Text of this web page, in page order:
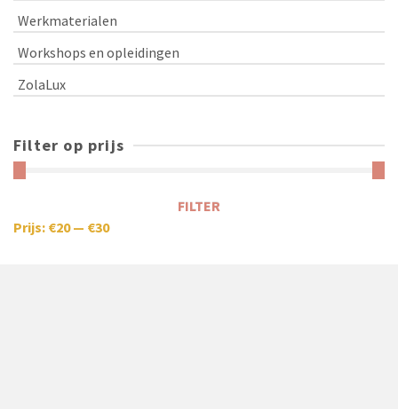
Werkmaterialen
Workshops en opleidingen
ZolaLux
Filter op prijs
FILTER
Prijs: €20— €30